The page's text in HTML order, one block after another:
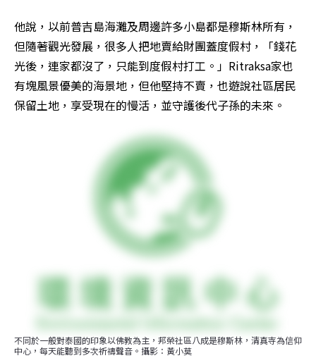
他說，以前普吉島海灘及周邊許多小島都是穆斯林所有，
但隨著觀光發展，很多人把地賣給財團蓋度假村，「錢花
光後，連家都沒了，只能到度假村打工。」Ritraksa家也
有塊風景優美的海景地，但他堅持不賣，也遊說社區居民
保留土地，享受現在的慢活，並守護後代子孫的未來。
不同於一般對泰國的印象以佛教為主，邦榮社區八成是穆斯林，清真寺為信仰
中心，每天能聽到多次祈禱聲音。攝影：黃小莫